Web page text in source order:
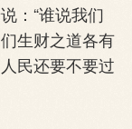
：“谁说我们
生财之道各有
民还要不要过